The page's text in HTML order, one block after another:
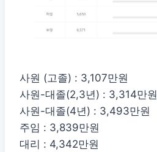
사원 (고졸) : 3,107만원
사원-대졸(2,3년) : 3,314만원
사원-대졸(4년) : 3,493만원
주임 : 3,839만원
대리 : 4,342만원